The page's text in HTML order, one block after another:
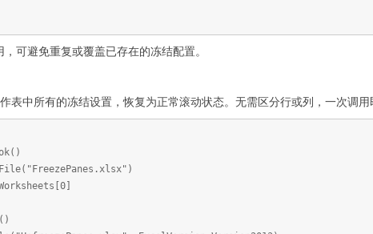
可避免重复或覆盖已存在的冻结配置。
作表中所有的冻结设置，恢复为正常滚动状态。无需区分行或列，一次调用